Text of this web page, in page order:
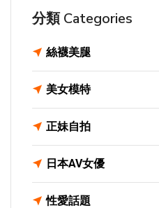
分類 Categories
絲襪美腿
美女模特
正妹自拍
日本AV女優
性愛話題